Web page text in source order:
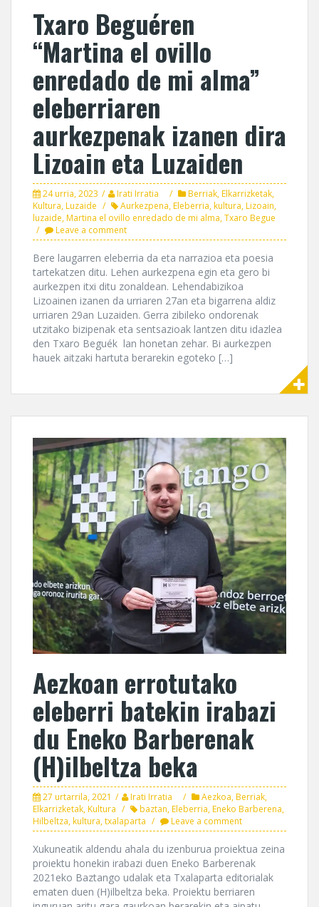
Txaro Beguéren
“Martina el ovillo
enredado de mi alma”
eleberriaren
aurkezpenak izanen dira
Lizoain eta Luzaiden
24 urria, 2023 Irati Irratia Berriak,Elkarrizketak,
Kultura,Luzaide Aurkezpena,Eleberria,kultura,Lizoain,
luzaide,Martina el ovillo enredado de mi alma,Txaro Begue
Leave a comment
Bere laugarren eleberria da eta narrazioa eta poesia
tartekatzen ditu. Lehen aurkezpena egin eta gero bi
aurkezpen itxi ditu zonaldean. Lehendabizikoa
Lizoainen izanen da urriaren 27an eta bigarrena aldiz
urriaren 29an Luzaiden. Gerra zibileko ondorenak
utzitako bizipenak eta sentsazioak lantzen ditu idazlea
den Txaro Beguék lan honetan zehar. Bi aurkezpen
hauek aitzaki hartuta berarekin egoteko […]
Aezkoan errotutako
eleberri batekin irabazi
du Eneko Barberenak
(H)ilbeltza beka
27 urtarrila, 2021 Irati Irratia Aezkoa,Berriak,
Elkarrizketak,Kultura baztan,Eleberria,Eneko Barberena,
Hilbeltza,kultura,txalaparta Leave a comment
Xukuneatik aldendu ahala du izenburua proiektua zeina
proiektu honekin irabazi duen Eneko Barberenak
2021eko Baztango udalak eta Txalaparta editorialak
ematen duen (H)ilbeltza beka. Proiektu berriaren